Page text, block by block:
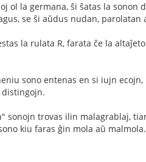
ol la germana, ŝi ŝatas la sonon
se ŝi aŭdus nudan, parolatan
la rulata R, farata ĉe la
sono entenas en si iujn
distingojn.
sonojn trovas ilin malagrablaj,
kiu faras ĝin mola aŭ